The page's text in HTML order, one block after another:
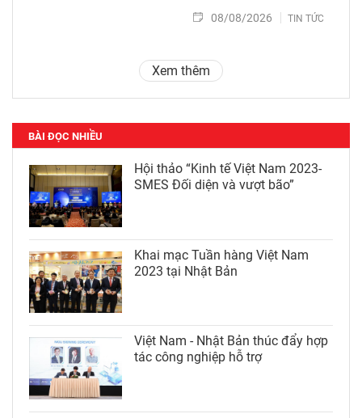
08/08/2026 TIN TỨC
Xem thêm
BÀI ĐỌC NHIỀU
Hội thảo “Kinh tế Việt Nam 2023-
SMES Đối diện và vượt bão”
Khai mạc Tuần hàng Việt Nam
2023 tại Nhật Bản
Việt Nam - Nhật Bản thúc đẩy hợp
tác công nghiệp hỗ trợ